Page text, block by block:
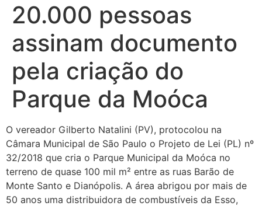
20.000 pessoas
assinam documento
pela criação do
Parque da Moóca
O vereador Gilberto Natalini (PV), protocolou na
Câmara Municipal de São Paulo o Projeto de Lei (PL) nº
32/2018 que cria o Parque Municipal da Moóca no
terreno de quase 100 mil m² entre as ruas Barão de
Monte Santo e Dianópolis. A área abrigou por mais de
50 anos uma distribuidora de combustíveis da Esso,